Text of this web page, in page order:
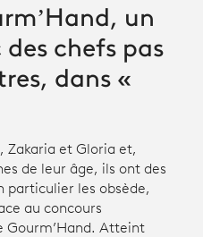
un
chefs pas
dans «
Zakaria et Gloria et,
de leur âge, ils ont des
particulier les obsède,
au concours
Gourm’Hand. Atteint